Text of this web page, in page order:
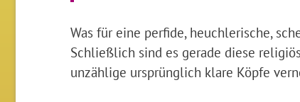
Was für eine perfide, heuchlerische,
Schließlich sind es gerade diese
unzählige ursprünglich klare Köpfe